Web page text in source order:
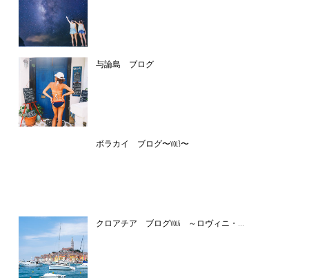
与論島 ブログ
ボラカイ ブログ〜vol3〜
クロアチア ブログvol6 ～ロヴィニ・...